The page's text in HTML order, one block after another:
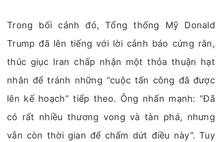
Trong bối cảnh đó, Tổng thống Mỹ Donald
Trump đã lên tiếng với lời cảnh báo cứng rắn,
thúc giục Iran chấp nhận một thỏa thuận hạt
nhân để tránh những “cuộc tấn công đã được
lên kế hoạch” tiếp theo. Ông nhấn mạnh: “Đã
có rất nhiều thương vong và tàn phá, nhưng
vẫn còn thời gian để chấm dứt điều này”. Tuy